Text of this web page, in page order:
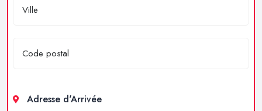
Adresse d'Arrivée